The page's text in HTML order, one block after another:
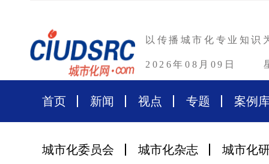
以传播城市化专业知识
2026年08月09日
首页 新闻 视点 专题 案例
城市化委员会 城市化杂志 城市化